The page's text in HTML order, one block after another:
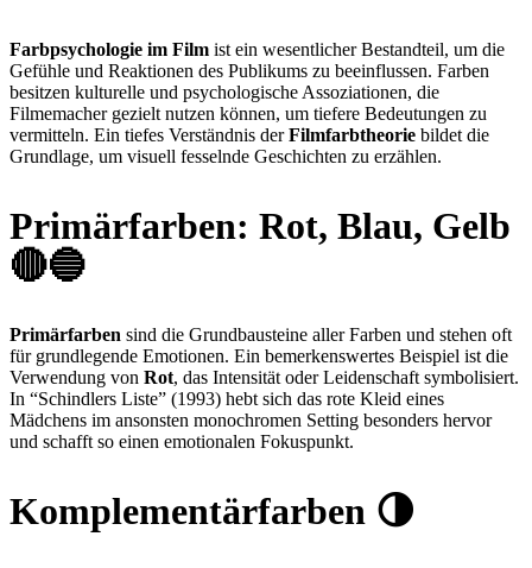
Farbpsychologie im Film ist ein wesentlicher Bestandteil, um die
Gefühle und Reaktionen des Publikums zu beeinflussen. Farben
besitzen kulturelle und psychologische Assoziationen, die
Filmemacher gezielt nutzen können, um tiefere Bedeutungen zu
vermitteln. Ein tiefes Verständnis derFilmfarbtheorie bildet die
Grundlage, um visuell fesselnde Geschichten zu erzählen.
Primärfarben: Rot, Blau, Gelb
🔴🔵
Primärfarben sind die Grundbausteine aller Farben und stehen oft
für grundlegende Emotionen. Ein bemerkenswertes Beispiel ist die
Verwendung von Rot, das Intensität oder Leidenschaft symbolisiert.
In “Schindlers Liste” (1993) hebt sich das rote Kleid eines
Mädchens im ansonsten monochromen Setting besonders hervor
und schafft so einen emotionalen Fokuspunkt.
Komplementärfarben 🌗